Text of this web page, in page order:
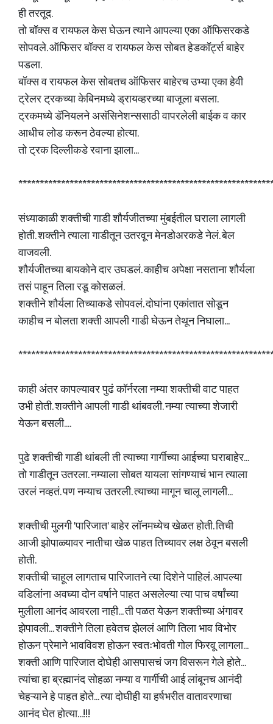
ही तरतूद.
तो बॉक्स व रायफल केस घेऊन त्याने आपल्या एका ऑफिसरकडे
सोपवले. ऑफिसर बॉक्स व रायफल केस सोबत हेडकॉर्ट्स बाहेर
पडला.
बॉक्स व रायफल केस सोबतच ऑफिसर बाहेरच उभ्या एका हेवी
ट्रेलर ट्रकच्या केबिनमध्ये ड्रायव्हरच्या बाजूला बसला.
ट्रकमध्ये डॅनियलने असॅसिनेशन्ससाठी वापरलेली बाईक व कार
आधीच लोड करून ठेवल्या होत्या.
तो ट्रक दिल्लीकडे रवाना झाला...
संध्याकाळी शक्तीची गाडी शौर्यजीतच्या मुंबईतील घराला लागली
होती. शक्तीने त्याला गाडीतून उतरवून मेनडोअरकडे नेलं. बेल
वाजवली.
शौर्यजीतच्या बायकोने दार उघडलं. काहीच अपेक्षा नसताना शौर्यला
तसं पाहून तिला रडू कोसळलं.
शक्तीने शौर्यला तिच्याकडे सोपवलं. दोघांना एकांतात सोडून
काहीच न बोलता शक्ती आपली गाडी घेऊन तेथून निघाला...
काही अंतर कापल्यावर पुढं कॉर्नरला नम्या शक्तीची वाट पाहत
उभी होती. शक्तीने आपली गाडी थांबवली. नम्या त्याच्या शेजारी
येऊन बसली....
पुढे शक्तीची गाडी थांबली ती त्याच्या गार्गीच्या आईच्या घराबाहेर...
तो गाडीतून उतरला. नम्याला सोबत यायला सांगण्याचं भान त्याला
उरलं नव्हतं. पण नम्याच उतरली. त्याच्या मागून चालू लागली...
शक्तीची मुलगी 'पारिजात' बाहेर लॉनमध्येच खेळत होती. तिची
आजी झोपाळ्यावर नातीचा खेळ पाहत तिच्यावर लक्ष ठेवून बसली
होती.
शक्तीची चाहूल लागताच पारिजातने त्या दिशेने पाहिलं. आपल्या
वडिलांना अवघ्या दोन वर्षाने पाहत असलेल्या त्या पाच वर्षांच्या
मुलीला आनंद आवरला नाही... ती पळत येऊन शक्तीच्या अंगावर
झेपावली... शक्तीने तिला हवेतच झेललं आणि तिला भाव विभोर
होऊन प्रेमाने भावविवश होऊन स्वतःभोवती गोल फिरवू लागला...
शक्ती आणि पारिजात दोघेही आसपासचं जग विसरून गेले होते...
त्यांचा हा ब्रह्मानंद सोहळा नम्या व गार्गीची आई लांबूनच आनंदी
चेहऱ्याने हे पाहत होते... त्या दोघीही या हर्षभरीत वातावरणाचा
आनंद घेत होत्या...!!!